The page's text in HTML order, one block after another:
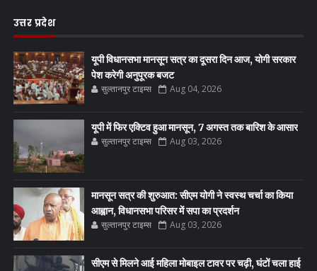
उत्तर प्रदेश
यूपी विधानसभा मानसून सत्र का दूसरा दिन आज, योगी सरकार
पेश करेगी अनुपूरक बजट
सुल्तानपुर टाइम्स Aug 04, 2026
यूपी में फिर एक्टिव हुआ मानसून, 7 अगस्त तक बारिश के आसार
सुल्तानपुर टाइम्स Aug 03, 2026
मानसून सत्र की शुरुआत: सीएम योगी ने स्वस्थ चर्चा का किया
आह्वान, विधानसभा परिसर में सपा का प्रदर्शन
सुल्तानपुर टाइम्स Aug 03, 2026
सीएम से मिलने आई महिला मोबाइल टावर पर चढ़ी, घंटों चला हाई